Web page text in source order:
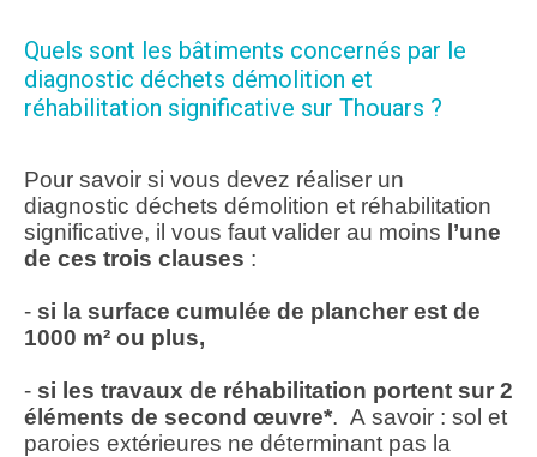
Quels sont les bâtiments concernés par le
diagnostic déchets démolition et
réhabilitation significative sur Thouars ?
Pour savoir si vous devez réaliser un
diagnostic déchets démolition et réhabilitation
significative, il vous faut valider au moins l’une
de ces trois clauses :
- si la surface cumulée de plancher est de
1000 m² ou plus,
- si les travaux de réhabilitation portent sur 2
éléments de second œuvre*. A savoir : sol et
paroies extérieures ne déterminant pas la